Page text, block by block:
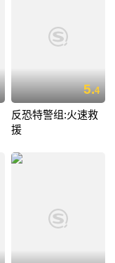
5.4
反恐特警组:火速救
援